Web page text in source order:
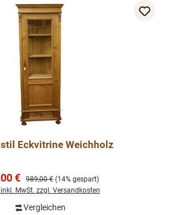
Eckvitrine Weichholz
€ Regulärer Preis:
989,00 € (14% gespart)
inkl. MwSt. zzgl. Versandkosten
Vergleichen